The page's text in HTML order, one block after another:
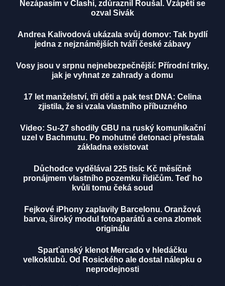
Nezápasím v Clashi, zdůraznil Roušal. Vzápětí se
ozval Sivák
Andrea Kalivodová ukázala svůj domov: Tak bydlí
jedna z nejznámějších tváří české zábavy
Vosy jsou v srpnu nejnebezpečnější: Přírodní triky,
jak je vyhnat ze zahrady a domu
17 let manželství, tři děti a pak test DNA: Celina
zjistila, že si vzala vlastního příbuzného
Video: Su-27 shodily GBU na ruský komunikační
uzel v Bachmutu. Po mohutné detonaci přestala
základna existovat
Důchodce vydělával 225 tisíc Kč měsíčně
pronájmem vlastního pozemku řidičům. Teď ho
kvůli tomu čeká soud
Fejkové iPhony zaplavily Barcelonu. Oranžová
barva, široký modul fotoaparátů a cena zlomek
originálu
Sparťanský klenot Mercado v hledáčku
velkoklubů. Od Rosického ale dostal nálepku o
neprodejnosti